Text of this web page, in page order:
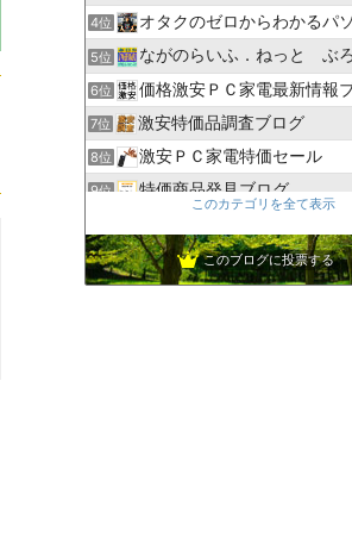
4位 オタクのゼロからわかるパソ
5位 ながのらいふ．ねっと ぶろぐ
6位 価格激安ＰＣ家電最新情報
7位 激安特価品調査ブログ
8位 激安ＰＣ家電特価セール
9位 特価商品発見ブログ
11位 激安速報 特価品伝道者
12位 激安特価ドットコム
このカテゴリを全て表示
このブログに投票する